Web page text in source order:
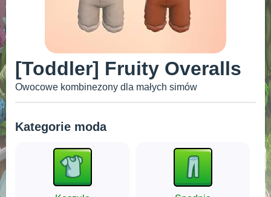
[Toddler] Fruity Overalls
Owocowe kombinezony dla małych simów
Kategorie moda